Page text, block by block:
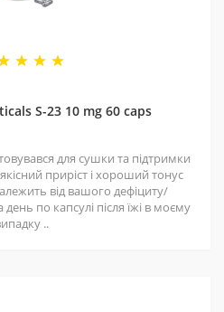
S-23 10 mg 60 caps
для сушки та підтримки
приріст і хороший тонус
від вашого дефіциту/
день по капсулі після їжі в моєму
..